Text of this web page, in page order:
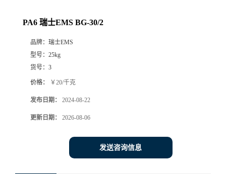
PA6 瑞士EMS BG-30/2
品牌： 瑞士EMS
型号： 25kg
货号： 3
价格： ￥20/千克
发布日期： 2024-08-22
更新日期： 2026-08-06
发送咨询信息